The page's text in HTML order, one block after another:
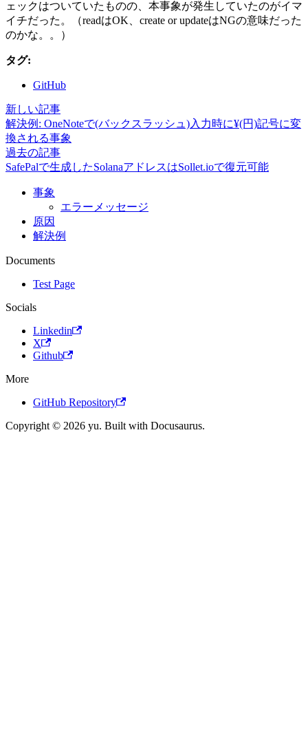
ェックはついていたものの、本事象が発生していたのがイマ
イチだった。（readはOK、create or updateはNGの意味だった
のかな。。）
タグ:
GitHub
新しい記事
解決例: OneNoteで(バックスラッシュ)入力時に¥(円)記号に変
換される事象
過去の記事
SafePalで生成したSolanaアドレスはSollet.ioで復元可能
事象
エラーメッセージ
原因
解決例
Documents
Test Page
Socials
Linkedin
X
Github
More
GitHub Repository
Copyright © 2026 yu. Built with Docusaurus.